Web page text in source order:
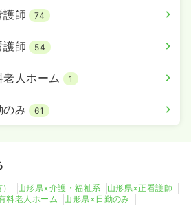
護師 74
護師 54
老人ホーム 1
のみ 61
山形県×介護・福祉系
山形県×正看護師
料老人ホーム 山形県×日勤のみ